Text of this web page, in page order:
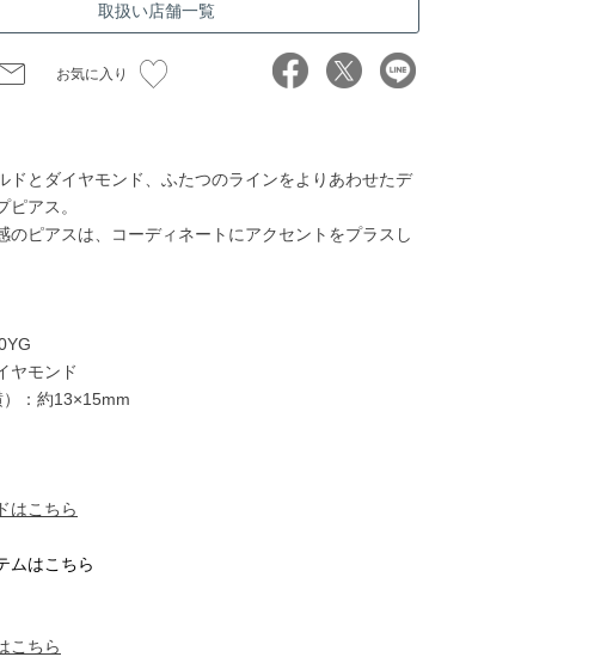
取扱い店舗一覧
お気に入り
ドとダイヤモンド、ふたつのラインをよりあわせたデ
ピアス。
のピアスは、コーディネートにアクセントをプラスし
ヤモンド
：約13×15mm
はこちら
ムはこちら
こちら